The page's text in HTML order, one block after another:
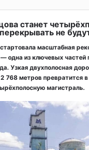
станет
не
масштабная
одна из ключевых
Узкая двухполосная
768 метров превратится в
магистраль.